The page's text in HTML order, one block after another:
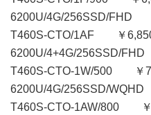
6200U/4G/256SSD/FHD
T460S-CTO/1AF
6200U/4+4G/256SSD/
T460S-CTO-1W/
6200U/4G/256SSD/
T460S-CTO-1AW/